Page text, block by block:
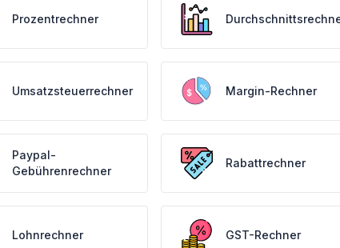
Prozentrechner
Umsatzsteuerrechner Margin-Rechner
Paypal-
Gebührenrechner
Rabattrechner
Lohnrechner GST-Rechner